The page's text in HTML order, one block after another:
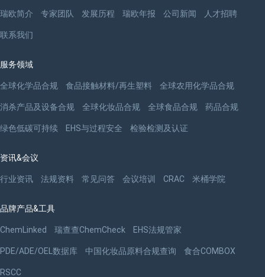
瑞欧简介 专家团队 发展历程 瑞欧年报 公司新闻 人才招聘
联系我们
服务领域
全球化学品合规 食品接触材料/再生塑料 全球农用化学品合规
消杀产品及设备合规 全球化妆品合规 全球食品合规 药品合规
绿色低碳可持续 EHS与过程安全 检验检测及认证
资讯&会议
行业资讯 法规资料 常见问答 会议培训 CRAC 米桶学院
品牌产品&工具
ChemLinked 瑞查查ChemCheck EHS法规管家
PDE/ADE/OEL数据库 中国化妆品原料合规查询 食合COMBOX
RSCC